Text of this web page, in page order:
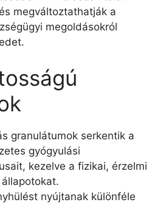
megváltoztathatják a
megoldásokról
granulátumok serkentik a
gyógyulási
kezelve a fizikai, érzelmi
nyújtanak különféle